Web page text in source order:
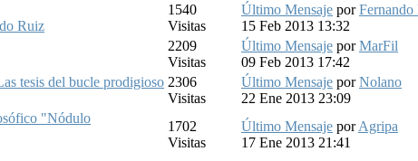
Ruiz
1540
Visitas
Último Mensaje porFernando
15 Feb 2013 13:32
2209
Visitas
Último Mensaje porMarFil
09 Feb 2013 17:42
tesis del bucle prodigioso 2306
Visitas
Último Mensaje porNolano
22 Ene 2013 23:09
"Nódulo
1702
Visitas
Último Mensaje porAgripa
17 Ene 2013 21:41